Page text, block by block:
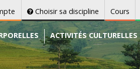
Choisir sa discipline Cours
ACTIVITÉS CULTURELLES